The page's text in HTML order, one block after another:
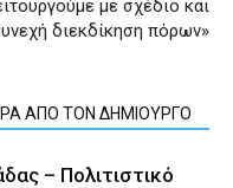
με σχέδιο και
διεκδίκηση πόρων»
ΑΠΟ ΤΟΝ ΔΗΜΙΟΥΡΓΟ
– Πολιτιστικό